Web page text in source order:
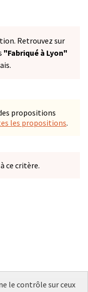
Retrouvez sur
"Fabriqué à Lyon"
propositions
les propositions.
ce critère.
le contrôle sur ceux